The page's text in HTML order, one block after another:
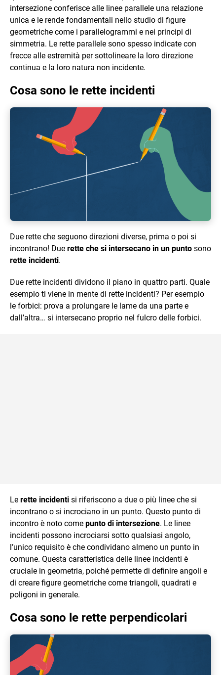
intersezione conferisce alle linee parallele una relazione
unica e le rende fondamentali nello studio di figure
geometriche come i parallelogrammi e nei principi di
simmetria. Le rette parallele sono spesso indicate con
frecce alle estremità per sottolineare la loro direzione
continua e la loro natura non incidente.
Cosa sono le rette incidenti
Due rette che seguono direzioni diverse, prima o poi si
incontrano! Due rette che si intersecano in un punto sono
rette incidenti.
Due rette incidenti dividono il piano in quattro parti. Quale
esempio ti viene in mente di rette incidenti? Per esempio
le forbici: prova a prolungare le lame da una parte e
dall’altra… si intersecano proprio nel fulcro delle forbici.
Le rette incidenti si riferiscono a due o più linee che si
incontrano o si incrociano in un punto. Questo punto di
incontro è noto come punto di intersezione. Le linee
incidenti possono incrociarsi sotto qualsiasi angolo,
l’unico requisito è che condividano almeno un punto in
comune. Questa caratteristica delle linee incidenti è
cruciale in geometria, poiché permette di definire angoli e
di creare figure geometriche come triangoli, quadrati e
poligoni in generale.
Cosa sono le rette perpendicolari